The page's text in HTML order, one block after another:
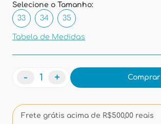
Selecione o Tamanho:
33
34 35
Tabela de Medidas
- + Comprar
Frete grátis acima de R$500,00 reais